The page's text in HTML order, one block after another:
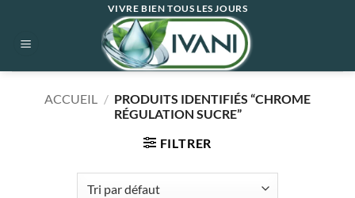
contenu
VIVRE BIEN TOUS LES JOURS
ACCUEIL / PRODUITS IDENTIFIÉS “CHROME
RÉGULATION SUCRE”
FILTRER